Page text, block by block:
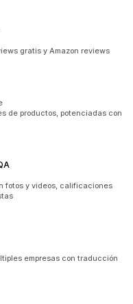
gratis y Amazon reviews
de productos, potenciadas con
fotos y videos, calificaciones
empresas con traducción